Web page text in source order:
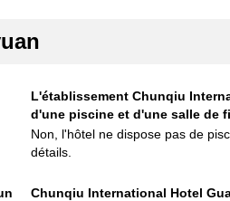
L'établissement Chunqiu
d'une piscine et d'une salle de
Non, l'hôtel ne dispose pas de
détails.
Chunqiu International Hotel